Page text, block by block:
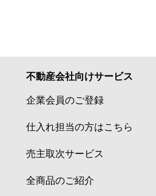
不動産会社向けサービス
企業会員のご登録
仕入れ担当の方はこちら
売主取次サービス
全商品のご紹介